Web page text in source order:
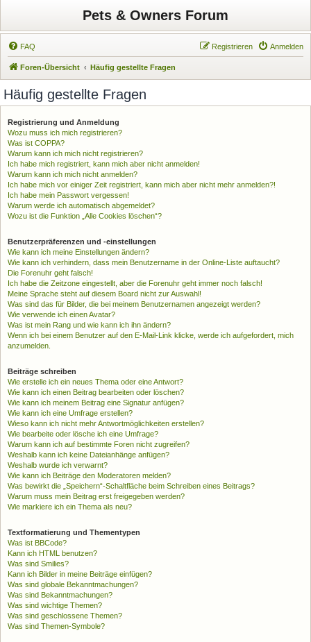
Pets & Owners Forum
FAQ Anmelden
Registrieren
Foren-Übersicht Häufig gestellte Fragen
Häufig gestellte Fragen
Registrierung und Anmeldung
Wozu muss ich mich registrieren?
Was ist COPPA?
Warum kann ich mich nicht registrieren?
Ich habe mich registriert, kann mich aber nicht anmelden!
Warum kann ich mich nicht anmelden?
Ich habe mich vor einiger Zeit registriert, kann mich aber nicht mehr anmelden?!
Ich habe mein Passwort vergessen!
Warum werde ich automatisch abgemeldet?
Wozu ist die Funktion „Alle Cookies löschen“?
Benutzerpräferenzen und -einstellungen
Wie kann ich meine Einstellungen ändern?
Wie kann ich verhindern, dass mein Benutzername in der Online-Liste auftaucht?
Die Forenuhr geht falsch!
Ich habe die Zeitzone eingestellt, aber die Forenuhr geht immer noch falsch!
Meine Sprache steht auf diesem Board nicht zur Auswahl!
Was sind das für Bilder, die bei meinem Benutzernamen angezeigt werden?
Wie verwende ich einen Avatar?
Was ist mein Rang und wie kann ich ihn ändern?
Wenn ich bei einem Benutzer auf den E-Mail-Link klicke, werde ich aufgefordert, mich
anzumelden.
Beiträge schreiben
Wie erstelle ich ein neues Thema oder eine Antwort?
Wie kann ich einen Beitrag bearbeiten oder löschen?
Wie kann ich meinem Beitrag eine Signatur anfügen?
Wie kann ich eine Umfrage erstellen?
Wieso kann ich nicht mehr Antwortmöglichkeiten erstellen?
Wie bearbeite oder lösche ich eine Umfrage?
Warum kann ich auf bestimmte Foren nicht zugreifen?
Weshalb kann ich keine Dateianhänge anfügen?
Weshalb wurde ich verwarnt?
Wie kann ich Beiträge den Moderatoren melden?
Was bewirkt die „Speichern“-Schaltfläche beim Schreiben eines Beitrags?
Warum muss mein Beitrag erst freigegeben werden?
Wie markiere ich ein Thema als neu?
Textformatierung und Thementypen
Was ist BBCode?
Kann ich HTML benutzen?
Was sind Smilies?
Kann ich Bilder in meine Beiträge einfügen?
Was sind globale Bekanntmachungen?
Was sind Bekanntmachungen?
Was sind wichtige Themen?
Was sind geschlossene Themen?
Was sind Themen-Symbole?